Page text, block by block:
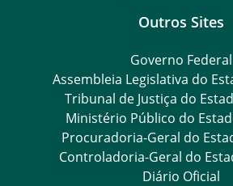
Outros Sites
Governo Federal
Assembleia Legislativa do
Tribunal de Justiça do
Ministério Público do
Procuradoria-Geral do
Controladoria-Geral do
Diário Oficial